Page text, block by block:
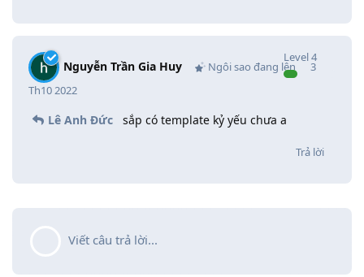
Nguyễn Trần Gia Huy Ngôi sao đang lên
Level4
3
Th10 2022
Lê Anh Đức sắp có template kỷ yếu chưa a
Trả lời
Viết câu trả lời...